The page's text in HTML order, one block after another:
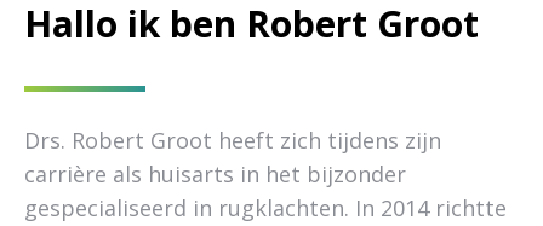
Hallo ik ben Robert Groot
Drs. Robert Groot heeft zich tijdens zijn
carrière als huisarts in het bijzonder
gespecialiseerd in rugklachten. In 2014 richtte